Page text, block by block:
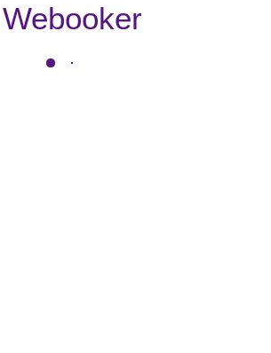
Webooker